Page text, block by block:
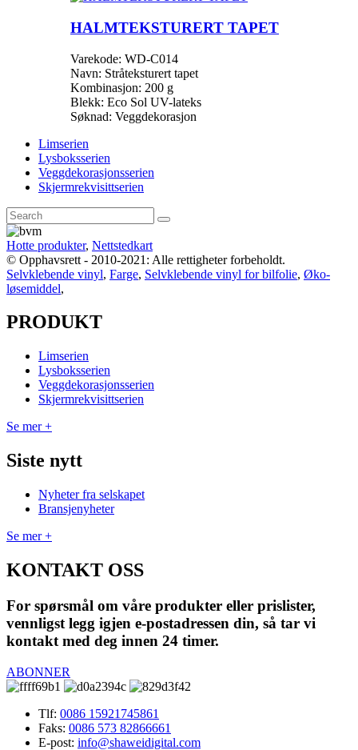
HALMTEKSTURERT TAPET
Varekode: WD-C014
Navn: Stråteksturert tapet
Kombinasjon: 200 g
Blekk: Eco Sol UV-lateks
Søknad: Veggdekorasjon
Limserien
Lysboksserien
Veggdekorasjonsserien
Skjermrekvisittserien
Hotte produkter, Nettstedkart
© Opphavsrett - 2010-2021: Alle rettigheter forbeholdt.
Selvklebende vinyl, Farge, Selvklebende vinyl for bilfolie, Øko-
løsemiddel,
PRODUKT
Limserien
Lysboksserien
Veggdekorasjonsserien
Skjermrekvisittserien
Se mer +
Siste nytt
Nyheter fra selskapet
Bransjenyheter
Se mer +
KONTAKT OSS
For spørsmål om våre produkter eller prislister,
vennligst legg igjen e-postadressen din, så tar vi
kontakt med deg innen 24 timer.
ABONNER
Tlf: 0086 15921745861
Faks: 0086 573 82866661
E-post: info@shaweidigital.com